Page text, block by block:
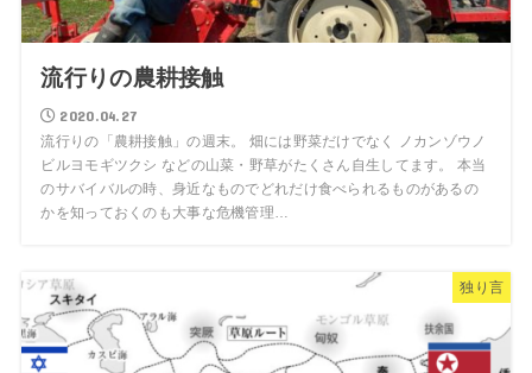
流行りの農耕接触
2020.04.27
流行りの「農耕接触」の週末。 畑には野菜だけでなく ノカンゾウノ
ビルヨモギツクシ などの山菜・野草がたくさん自生してます。 本当
のサバイバルの時、身近なものでどれだけ食べられるものがあるの
かを知っておくのも大事な危機管理…
独り言